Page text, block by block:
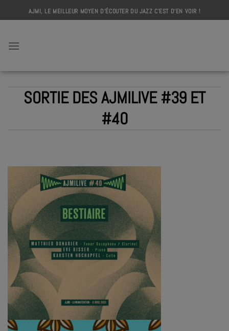
to
AJMI, LE MEILLEUR MOYEN D'ÉCOUTER DU JAZZ C'EST D'EN VOIR !
SORTIE DES AJMILIVE #39 ET
#40